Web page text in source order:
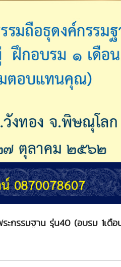
ะกรรมฐาน รุ่น40 (อบรม 1เดือ